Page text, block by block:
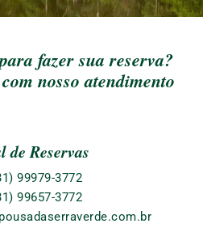
fazer sua reserva?
nosso atendimento
de Reservas
99979-3772
99657-3772